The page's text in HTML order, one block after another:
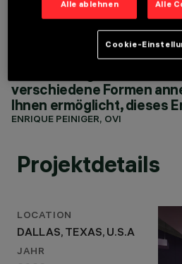
LICHTDESIGN
OVI (OFFICE FOR
einen guten Film verlässt,
nicht an die Musik, weil
ist, dass nichts überwiegt.
sich an die Architektur
verschiedene Formen
Ihnen ermöglicht, dieses
ENRIQUE PEINIGER, OVI
Projektdetails
LOCATION
DALLAS, TEXAS, U.S.A
JAHR
Alle ablehnen Alle
Cookie-